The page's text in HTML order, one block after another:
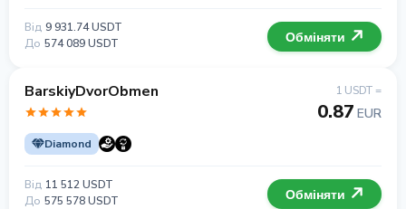
Від 9 931.74 USDT
До 574 089 USDT Обміняти
BarskiyDvorObmen
Diamond
1 USDT =
0.87 EUR
Від 11 512 USDT
До 575 578 USDT Обміняти